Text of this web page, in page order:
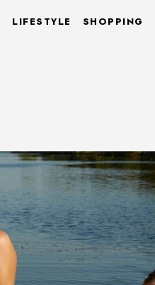
LIFESTYLE SHOPPING